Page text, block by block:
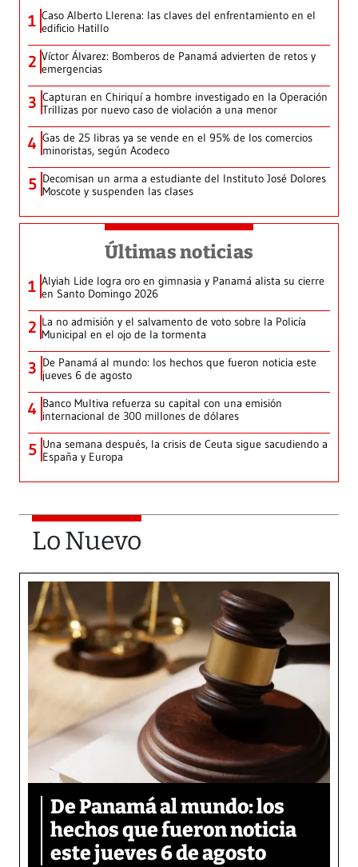
1 Caso Alberto Llerena: las claves del enfrentamiento en el
edificio Hatillo
2 Víctor Álvarez: Bomberos de Panamá advierten de retos y
emergencias
3 Capturan en Chiriquí a hombre investigado en la Operación
Trillizas por nuevo caso de violación a una menor
4 Gas de 25 libras ya se vende en el 95% de los comercios
minoristas, según Acodeco
5 Decomisan un arma a estudiante del Instituto José Dolores
Moscote y suspenden las clases
Últimas noticias
1 Alyiah Lide logra oro en gimnasia y Panamá alista su cierre
en Santo Domingo 2026
2 La no admisión y el salvamento de voto sobre la Policía
Municipal en el ojo de la tormenta
3 De Panamá al mundo: los hechos que fueron noticia este
jueves 6 de agosto
4 Banco Multiva refuerza su capital con una emisión
internacional de 300 millones de dólares
5 Una semana después, la crisis de Ceuta sigue sacudiendo a
España y Europa
Lo Nuevo
De Panamá al mundo: los
hechos que fueron noticia
este jueves 6 de agosto